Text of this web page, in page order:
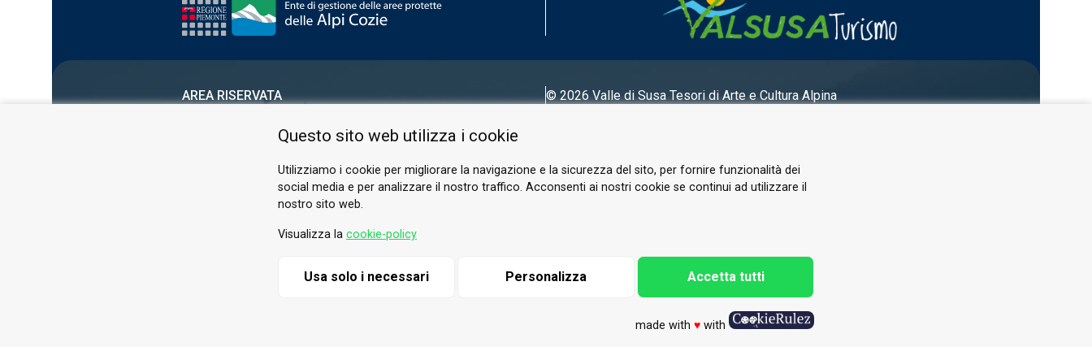
AREA RISERVATA
© 2026 Valle di SusaTesori di Arte e Cultura Alpina
Questo sito web utilizza i cookie
Utilizziamo i cookie per migliorare la navigazione e la sicurezza del sito, per fornire funzionalità dei
social media e per analizzare il nostro traffico. Acconsenti ai nostri cookie se continui ad utilizzare il
nostro sito web.
Visualizza la cookie-policy
Usa solo i necessari Personalizza Accetta tutti
made with ♥with